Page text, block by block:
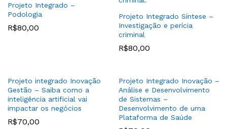
Projeto Integrado –
Podologia
R$80,00
Projeto Integrado Síntese –
Investigação e perícia
criminal
R$80,00
Projeto integrado Inovação
Gestão – Saiba como a
inteligência artificial vai
impactar os negócios
R$70,00
Projeto Integrado Inovação –
Análise e Desenvolvimento
de Sistemas –
Desenvolvimento de uma
Plataforma de Saúde